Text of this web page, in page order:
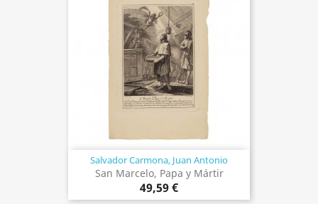
Salvador Carmona, Juan Antonio
San Marcelo, Papa y Mártir
49,59 €